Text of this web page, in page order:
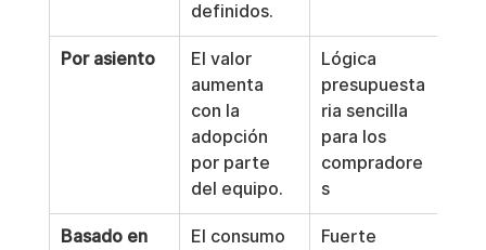
definidos.
Por asiento
El valor
aumenta
con la
adopción
por parte
del equipo.
Lógica
presupuesta
ria sencilla
para los
compradore
s
Basado en
El consumo
Fuerte